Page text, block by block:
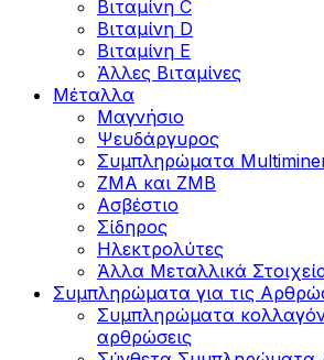
Βιταμίνη C
Βιταμίνη D
Βιταμίνη Ε
Άλλες Βιταμίνες
Μέταλλα
Μαγνήσιο
Ψευδάργυρος
Συμπληρώματα
ZMA και ZMB
Ασβέστιο
Σίδηρος
Ηλεκτρολύτες
Άλλα Mεταλλικά
Συμπληρώματα για τις
Συμπληρώματα
αρθρώσεις